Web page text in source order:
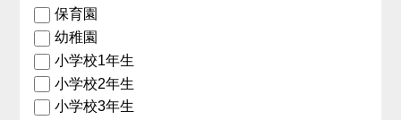
保育園
幼稚園
小学校1年生
小学校2年生
小学校3年生